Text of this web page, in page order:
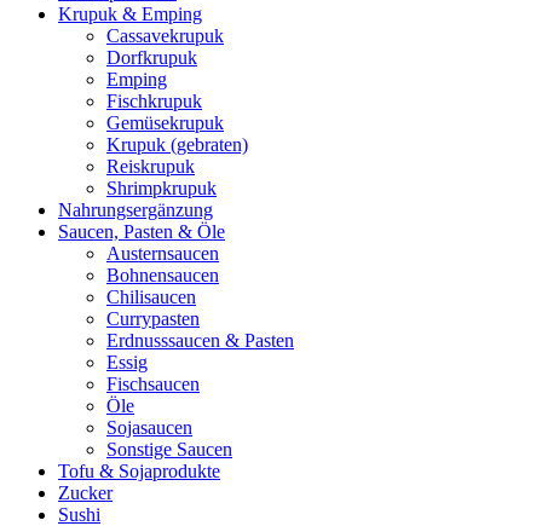
Krupuk & Emping
Cassavekrupuk
Dorfkrupuk
Emping
Fischkrupuk
Gemüsekrupuk
Krupuk (gebraten)
Reiskrupuk
Shrimpkrupuk
Nahrungsergänzung
Saucen, Pasten & Öle
Austernsaucen
Bohnensaucen
Chilisaucen
Currypasten
Erdnusssaucen & Pasten
Essig
Fischsaucen
Öle
Sojasaucen
Sonstige Saucen
Tofu & Sojaprodukte
Zucker
Sushi